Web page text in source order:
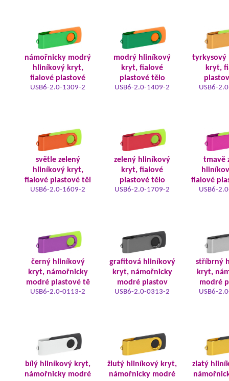
námořnicky modrý
hliníkový kryt,
fialové plastové
USB6-2.0-1309-2
modrý hliníkový
kryt, fialové
plastové tělo
USB6-2.0-1409-2
tyrkysový
kryt,
USB6-
světle zelený
hliníkový kryt,
fialové plastové těl
USB6-2.0-1609-2
zelený hliníkový
kryt, fialové
plastové tělo
USB6-2.0-1709-2
tmavě
fialové
USB6-
černý hliníkový
kryt, námořnicky
modré plastové tě
USB6-2.0-0113-2
grafitová hliníkový
kryt, námořnicky
modré plastov
USB6-2.0-0313-2
stříbrný
kryt,
modré
USB6-
bílý hliníkový kryt,
námořnicky modré
žlutý hliníkový kryt,
námořnicky modré
zlatý